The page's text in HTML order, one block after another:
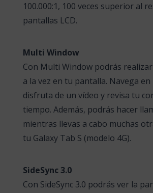
100.000:1, 100 veces superior al
pantallas LCD.
Multi Window
Con Multi Window podrás
a la vez en tu pantalla. Navega
disfruta de un vídeo y revisa tu
tiempo. Además, podrás hacer
mientras llevas a cabo muchas
tu Galaxy Tab S (modelo 4G).
SideSync 3.0
Con SideSync 3.0 podrás ver la